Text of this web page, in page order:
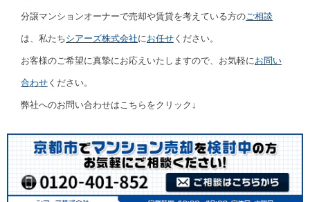
分譲マンションオーナーで売却や賃貸を考えている方の ご相談
は、私たちシアーズ株式会社に お任せ ください。
お客様のご希望に真摯にお応えいたしますので、お気軽に お問い
合わせ ください。
弊社へのお問い合わせはこちらをクリック↓